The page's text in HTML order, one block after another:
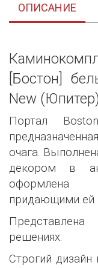
ОПИСАНИЕ
[Бостон]
New
Портал
очага.
декором в
оформлена
придающими ей
решениях.
Строгий дизайн